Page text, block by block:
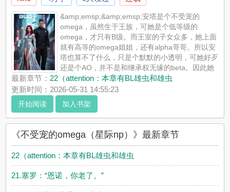
&amp;emsp;&amp;emsp;安塔是个不受宠的
omega，虽然生于王族，可她是个低等级的
omega，才只有B级。而王室的子女众多，她上面
就有高等的omega姐姐，还有alpha哥哥。所以安
塔也算不了什么，只是个默默的小透明，可她好歹
还是个AO，并不是和继承权无缘的beta。因此她
的生活也没那么安全，王室给她拨了护卫，可是她又不受宠，没
什么钱，也没资源笼络任何势力。Alp...
《不受宠的omega（星际np）》是niko精心创作的情欲小说，耽
美小说实时更新不受宠的omega（星际np）最新章节并且提供无
弹窗阅读，书友所发表的不受宠的omega（星际np）评论，并不
代表耽美小说赞同或者支持不受宠的omega（星际np）读者的观
点。
最新章节： 22（attention：本章有BL雄虫和雄虫
更新时间：2026-05-31 14:55:23
开始阅读 加入书架
《不受宠的omega（星际np）》最新章节
22（attention：本章有BL雄虫和雄虫
21.塞罗：“恩诺，你老了。”